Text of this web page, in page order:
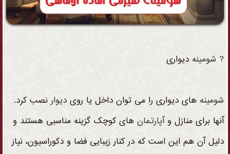
? شومینه دیواری
شومینه های دیواری را می توان داخل یا روی دیوارنصب کرد.
آنها برای منازل وآپارتمانهای کوچک گزینه مناسبی هستند و
دلیل آن هم این است که در کنار زیبایی فضا و دکوراسیون، نیاز